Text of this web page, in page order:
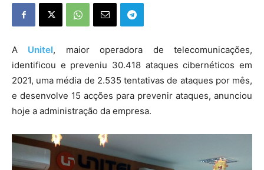
A Unitel, maior operadora de telecomunicações,
identificou e preveniu 30.418 ataques cibernéticos em
2021, uma média de 2.535 tentativas de ataques por mês,
e desenvolve 15 acções para prevenir ataques, anunciou
hoje a administração da empresa.